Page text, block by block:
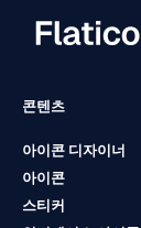
콘텐츠
아이콘 디자이너
아이콘
스티커